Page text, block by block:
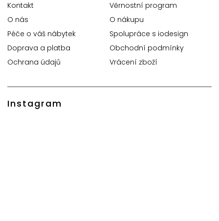
Kontakt
Věrnostní program
O nás
O nákupu
Péče o váš nábytek
Spolupráce s iodesign
Doprava a platba
Obchodní podmínky
Ochrana údajů
Vrácení zboží
Instagram